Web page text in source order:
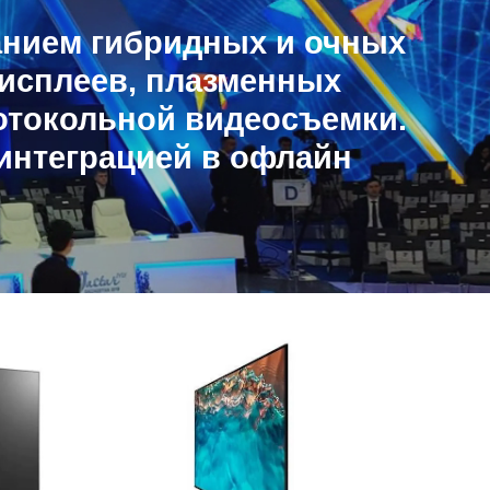
гибридных и очных
плазменных
видеосъемки.
в офлайн